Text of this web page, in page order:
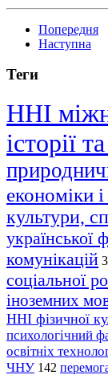
Попередня
Наступна
Теги
ННІ
історії
економіки
культури,
української
комунікацій
соціальної
іноземних
ННІ фізичної
психологічний
освітніх
ЧНУ 142